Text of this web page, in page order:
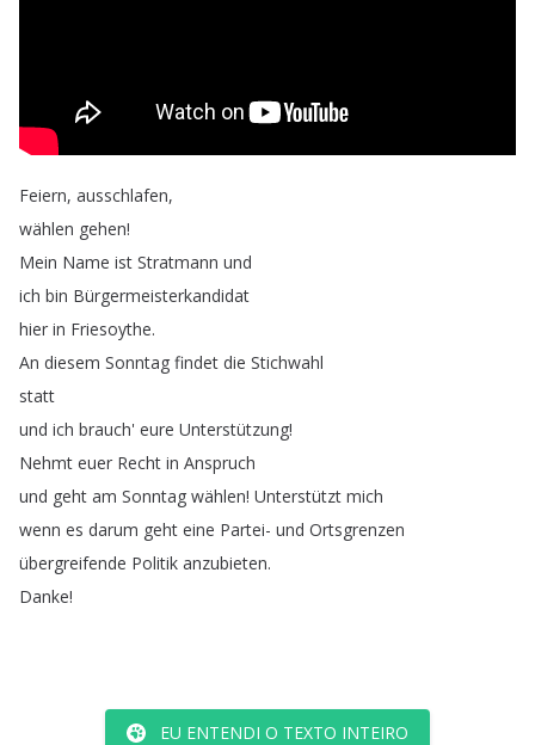
Feiern, ausschlafen,
wählen gehen!
Mein Name ist Stratmann und
ich bin Bürgermeisterkandidat
hier in Friesoythe.
An diesem Sonntag findet die Stichwahl
statt
und ich brauch' eure Unterstützung!
Nehmt euer Recht in Anspruch
und geht am Sonntag wählen! Unterstützt mich
wenn es darum geht eine Partei- und Ortsgrenzen
übergreifende Politik anzubieten.
Danke!
EU ENTENDI O TEXTO INTEIRO